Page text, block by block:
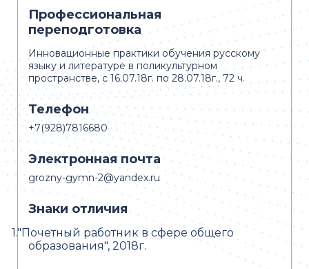
Профессиональная
переподготовка
Инновационные практики обучения русскому
языку и литературе в поликультурном
пространстве, с 16.07.18г. по 28.07.18г., 72 ч.
Телефон
+7(928)7816680
Электронная почта
grozny-gymn-2@yandex.ru
Знаки отличия
1."Почетный работник в сфере общего
образования", 2018г.